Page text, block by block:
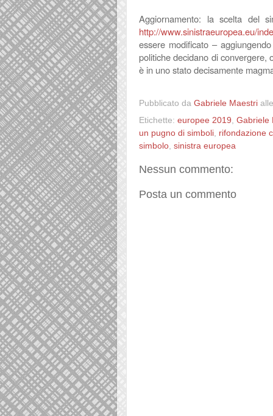
Aggiornamento: la scelta del
http://www.sinistraeuropea.eu/
essere modificato –
politiche decidano di convergere,
è in uno stato decisamente
Pubblicato da Gabriele Maestri
Etichette: europee 2019 Gabriele
un pugno di simboli rifondazione
simbolo sinistra europea
Nessun commento:
Posta un commento